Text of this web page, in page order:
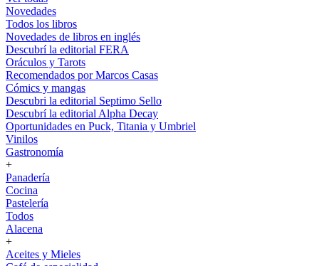
Novedades
Todos los libros
Novedades de libros en inglés
Descubrí la editorial FERA
Oráculos y Tarots
Recomendados por Marcos Casas
Cómics y mangas
Descubri la editorial Septimo Sello
Descubrí la editorial Alpha Decay
Oportunidades en Puck, Titania y Umbriel
Vinilos
Gastronomía
+
Panadería
Cocina
Pastelería
Todos
Alacena
+
Aceites y Mieles